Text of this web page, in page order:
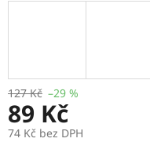
127 Kč –29 %
89 Kč
74 Kč bez DPH